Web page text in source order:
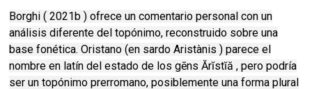
Borghi ( 2021b ) ofrece un comentario personal con un
análisis diferente del topónimo, reconstruido sobre una
base fonética. Oristano (en sardo Aristànis ) parece el
nombre en latín del estado de los gēns Ărĭstĭă , pero podría
ser un topónimo prerromano, posiblemente una forma plural